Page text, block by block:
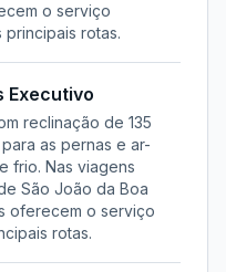
o serviço
principais rotas.
Executivo
reclinação de 135
as pernas e ar-
frio. Nas viagens
São João da Boa
oferecem o serviço
rotas.